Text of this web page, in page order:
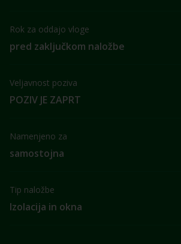
Rok za oddajo vloge
pred zaključkom naložbe
Veljavnost poziva
POZIV JE ZAPRT
Namenjeno za
samostojna
Tip naložbe
Izolacija in okna